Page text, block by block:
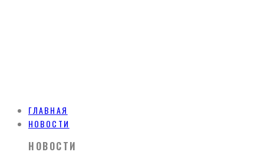
ГЛАВНАЯ
НОВОСТИ
НОВОСТИ